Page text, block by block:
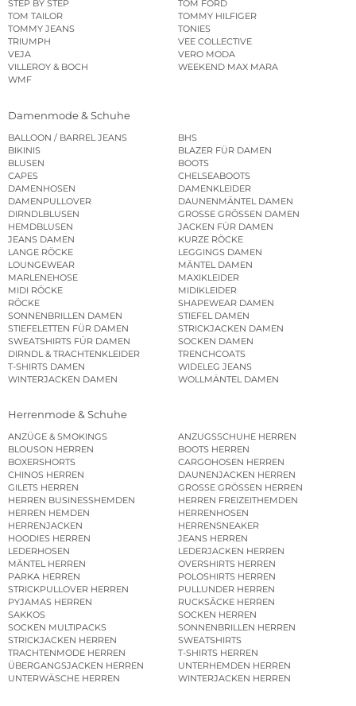
STEP BY STEP
TOM FORD
TOM TAILOR
TOMMY HILFIGER
TOMMY JEANS
TONIES
TRIUMPH
VEE COLLECTIVE
VEJA
VERO MODA
VILLEROY & BOCH
WEEKEND MAX MARA
WMF
Damenmode & Schuhe
BALLOON / BARREL JEANS
BHS
BIKINIS
BLAZER FÜR DAMEN
BLUSEN
BOOTS
CAPES
CHELSEABOOTS
DAMENHOSEN
DAMENKLEIDER
DAMENPULLOVER
DAUNENMÄNTEL DAMEN
DIRNDLBLUSEN
GROSSE GRÖSSEN DAMEN
HEMDBLUSEN
JACKEN FÜR DAMEN
JEANS DAMEN
KURZE RÖCKE
LANGE RÖCKE
LEGGINGS DAMEN
LOUNGEWEAR
MÄNTEL DAMEN
MARLENEHOSE
MAXIKLEIDER
MIDI RÖCKE
MIDIKLEIDER
RÖCKE
SHAPEWEAR DAMEN
SONNENBRILLEN DAMEN
STIEFEL DAMEN
STIEFELETTEN FÜR DAMEN
STRICKJACKEN DAMEN
SWEATSHIRTS FÜR DAMEN
SOCKEN DAMEN
DIRNDL & TRACHTENKLEIDER
TRENCHCOATS
T-SHIRTS DAMEN
WIDELEG JEANS
WINTERJACKEN DAMEN
WOLLMÄNTEL DAMEN
Herrenmode & Schuhe
ANZÜGE & SMOKINGS
ANZUGSSCHUHE HERREN
BLOUSON HERREN
BOOTS HERREN
BOXERSHORTS
CARGOHOSEN HERREN
CHINOS HERREN
DAUNENJACKEN HERREN
GILETS HERREN
GROSSE GRÖSSEN HERREN
HERREN BUSINESSHEMDEN
HERREN FREIZEITHEMDEN
HERREN HEMDEN
HERRENHOSEN
HERRENJACKEN
HERRENSNEAKER
HOODIES HERREN
JEANS HERREN
LEDERHOSEN
LEDERJACKEN HERREN
MÄNTEL HERREN
OVERSHIRTS HERREN
PARKA HERREN
POLOSHIRTS HERREN
STRICKPULLOVER HERREN
PULLUNDER HERREN
PYJAMAS HERREN
RUCKSÄCKE HERREN
SAKKOS
SOCKEN HERREN
SOCKEN MULTIPACKS
SONNENBRILLEN HERREN
STRICKJACKEN HERREN
SWEATSHIRTS
TRACHTENMODE HERREN
T-SHIRTS HERREN
ÜBERGANGSJACKEN HERREN
UNTERHEMDEN HERREN
UNTERWÄSCHE HERREN
WINTERJACKEN HERREN